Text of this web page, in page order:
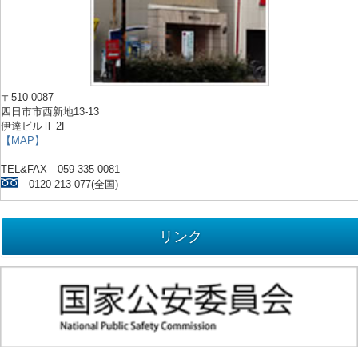
〒510-0087
四日市市西新地13-13
伊達ビルⅡ 2F
【MAP】
TEL&FAX 059-335-0081
0120-213-077(全国)
リンク